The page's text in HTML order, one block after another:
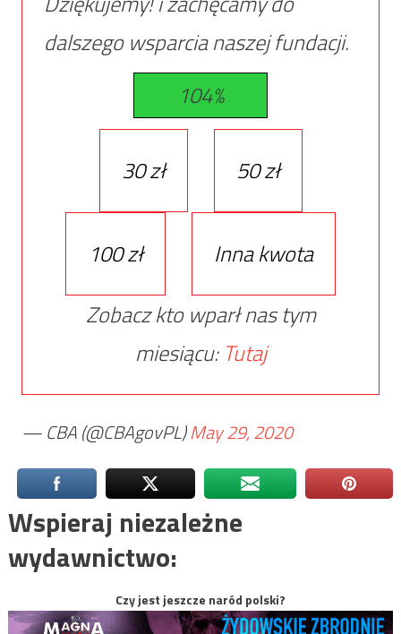
dalszego wsparcia naszej fundacji.
104%
30 zł 50 zł
100 zł
Inna kwota
Zobacz kto wparł nas tym
miesiącu: Tutaj
— CBA (@CBAgovPL)May 29, 2020
Wspieraj niezależne
wydawnictwo:
Czy jest jeszcze naród polski?